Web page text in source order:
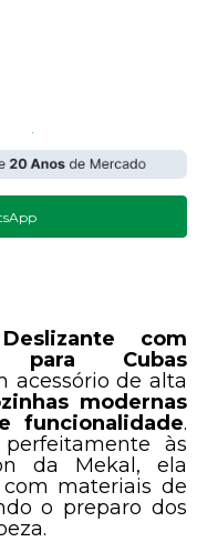
com
para Cubas
acessório de alta
modernas
funcionalidade.
às
da Mekal, ela
materiais de
o preparo dos